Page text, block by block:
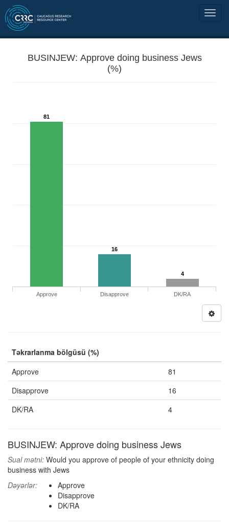
BUSINJEW: Approve doing business Jews
(%)
81
16
4
Approve Disapprove DK/RA
Təkrarlanma bölgüsü (%)
Approve
81
Disapprove
16
DK/RA
4
BUSINJEW: Approve doing business Jews
Sual mətni: Would you approve of people of your ethnicity doing
business with Jews
Dəyərlər:
Approve
Disapprove
DK/RA